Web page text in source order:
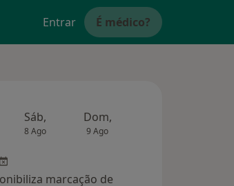
Entrar É médico?
Sáb,
8 Ago
Dom,
9 Ago
marcação de